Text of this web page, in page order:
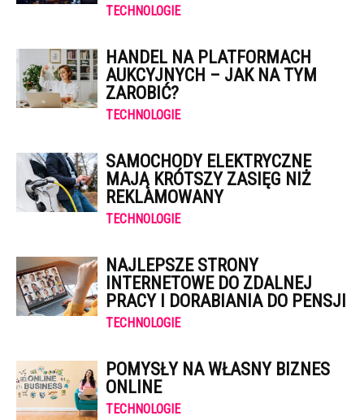
TECHNOLOGIE
HANDEL NA PLATFORMACH
AUKCYJNYCH – JAK NA TYM
ZAROBIĆ?
TECHNOLOGIE
SAMOCHODY ELEKTRYCZNE
MAJĄ KRÓTSZY ZASIĘG NIŻ
REKLAMOWANY
TECHNOLOGIE
NAJLEPSZE STRONY
INTERNETOWE DO ZDALNEJ
PRACY I DORABIANIA DO PENSJI
TECHNOLOGIE
POMYSŁY NA WŁASNY BIZNES
ONLINE
TECHNOLOGIE